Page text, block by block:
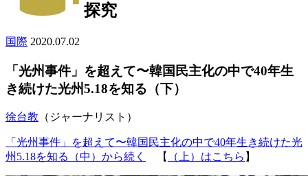
探究
国際 2020.07.02
「光州事件」を超えて〜韓国民主化の中で40年生
き続けた光州5.18を知る（下）
徐台教 （ジャーナリスト）
「光州事件」を超えて〜韓国民主化の中で40年生き続けた光
州5.18を知る（中）から続く
【 （上）はこちら 】